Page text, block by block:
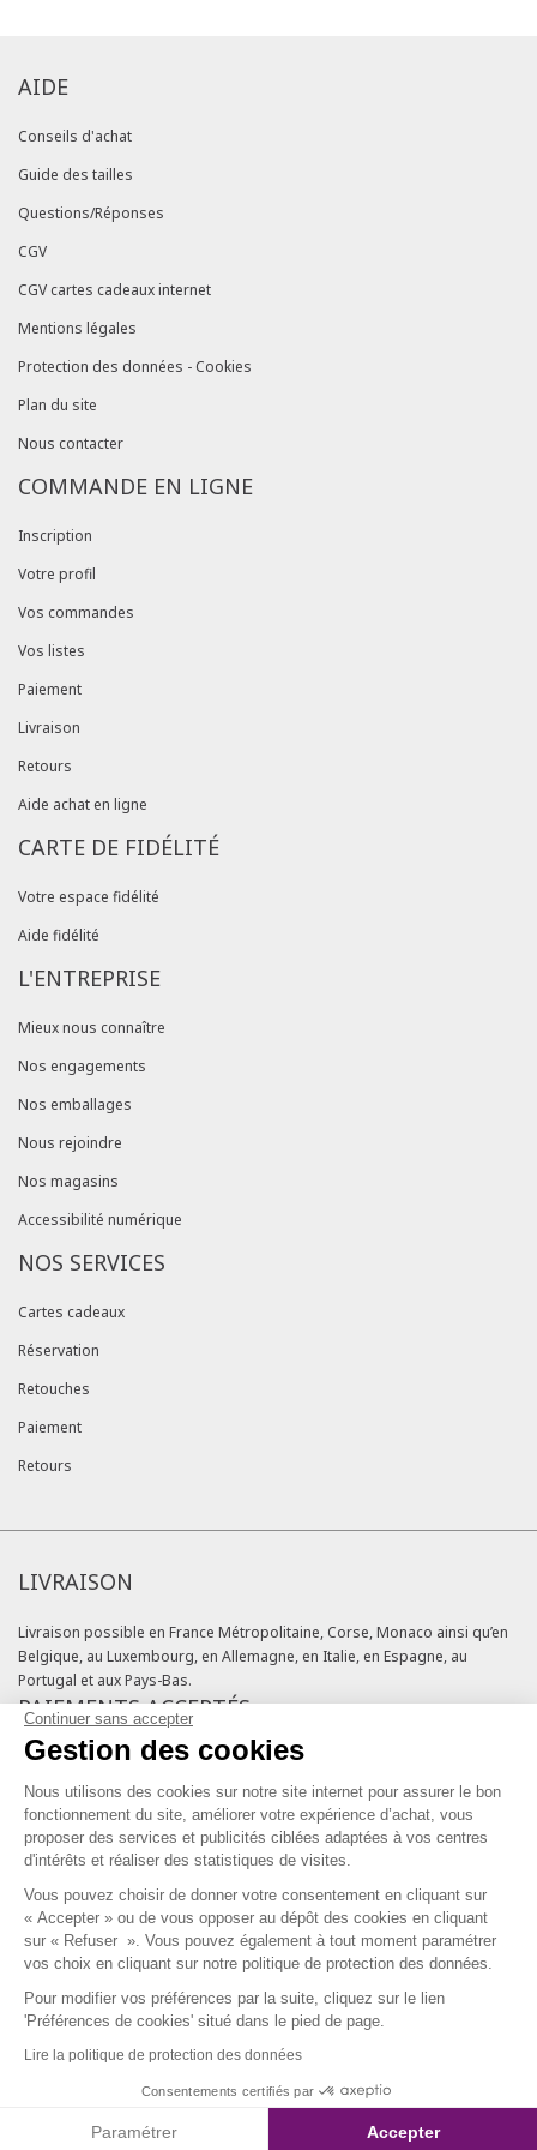
Continuer sans accepter
Gestion des cookies
Nous utilisons des cookies sur notre site internet pour assurer le bon
fonctionnement du site, améliorer votre expérience d’achat, vous
proposer des services et publicités ciblées adaptées à vos centres
d'intérêts et réaliser des statistiques de visites.
Vous pouvez choisir de donner votre consentement en cliquant sur
« Accepter » ou de vous opposer au dépôt des cookies en cliquant
sur « Refuser ». Vous pouvez également à tout moment paramétrer
vos choix en cliquant sur notre politique de protection des données.
Pour modifier vos préférences par la suite, cliquez sur le lien
'Préférences de cookies' situé dans le pied de page.
Lire la politique de protection des données
Consentements certifiés par
Paramétrer Accepter
AIDE
Conseils d'achat
Guide des tailles
Questions/Réponses
CGV
CGV cartes cadeaux internet
Mentions légales
Protection des données - Cookies
Plan du site
Nous contacter
COMMANDE EN LIGNE
Inscription
Votre profil
Vos commandes
Vos listes
Paiement
Livraison
Retours
Aide achat en ligne
CARTE DE FIDÉLITÉ
Votre espace fidélité
Aide fidélité
L'ENTREPRISE
Mieux nous connaître
Nos engagements
Nos emballages
Nous rejoindre
Nos magasins
Accessibilité numérique
NOS SERVICES
Cartes cadeaux
Réservation
Retouches
Paiement
Retours
LIVRAISON
Livraison possible en France Métropolitaine, Corse, Monaco ainsi qu’en
Belgique, au Luxembourg, en Allemagne, en Italie, en Espagne, au
Portugal et aux Pays-Bas.
PAIEMENTS ACCEPTÉS
Cartes bancaires
Cartes cadeaux
Chèques fidélité
NOS ENGAGEMENTS QUALITÉ
SERVICE CLIENT & FIDÉLITÉ
Du lundi au vendredi de 10h à 18h
Coût d'un appel local, appel non surtaxé.